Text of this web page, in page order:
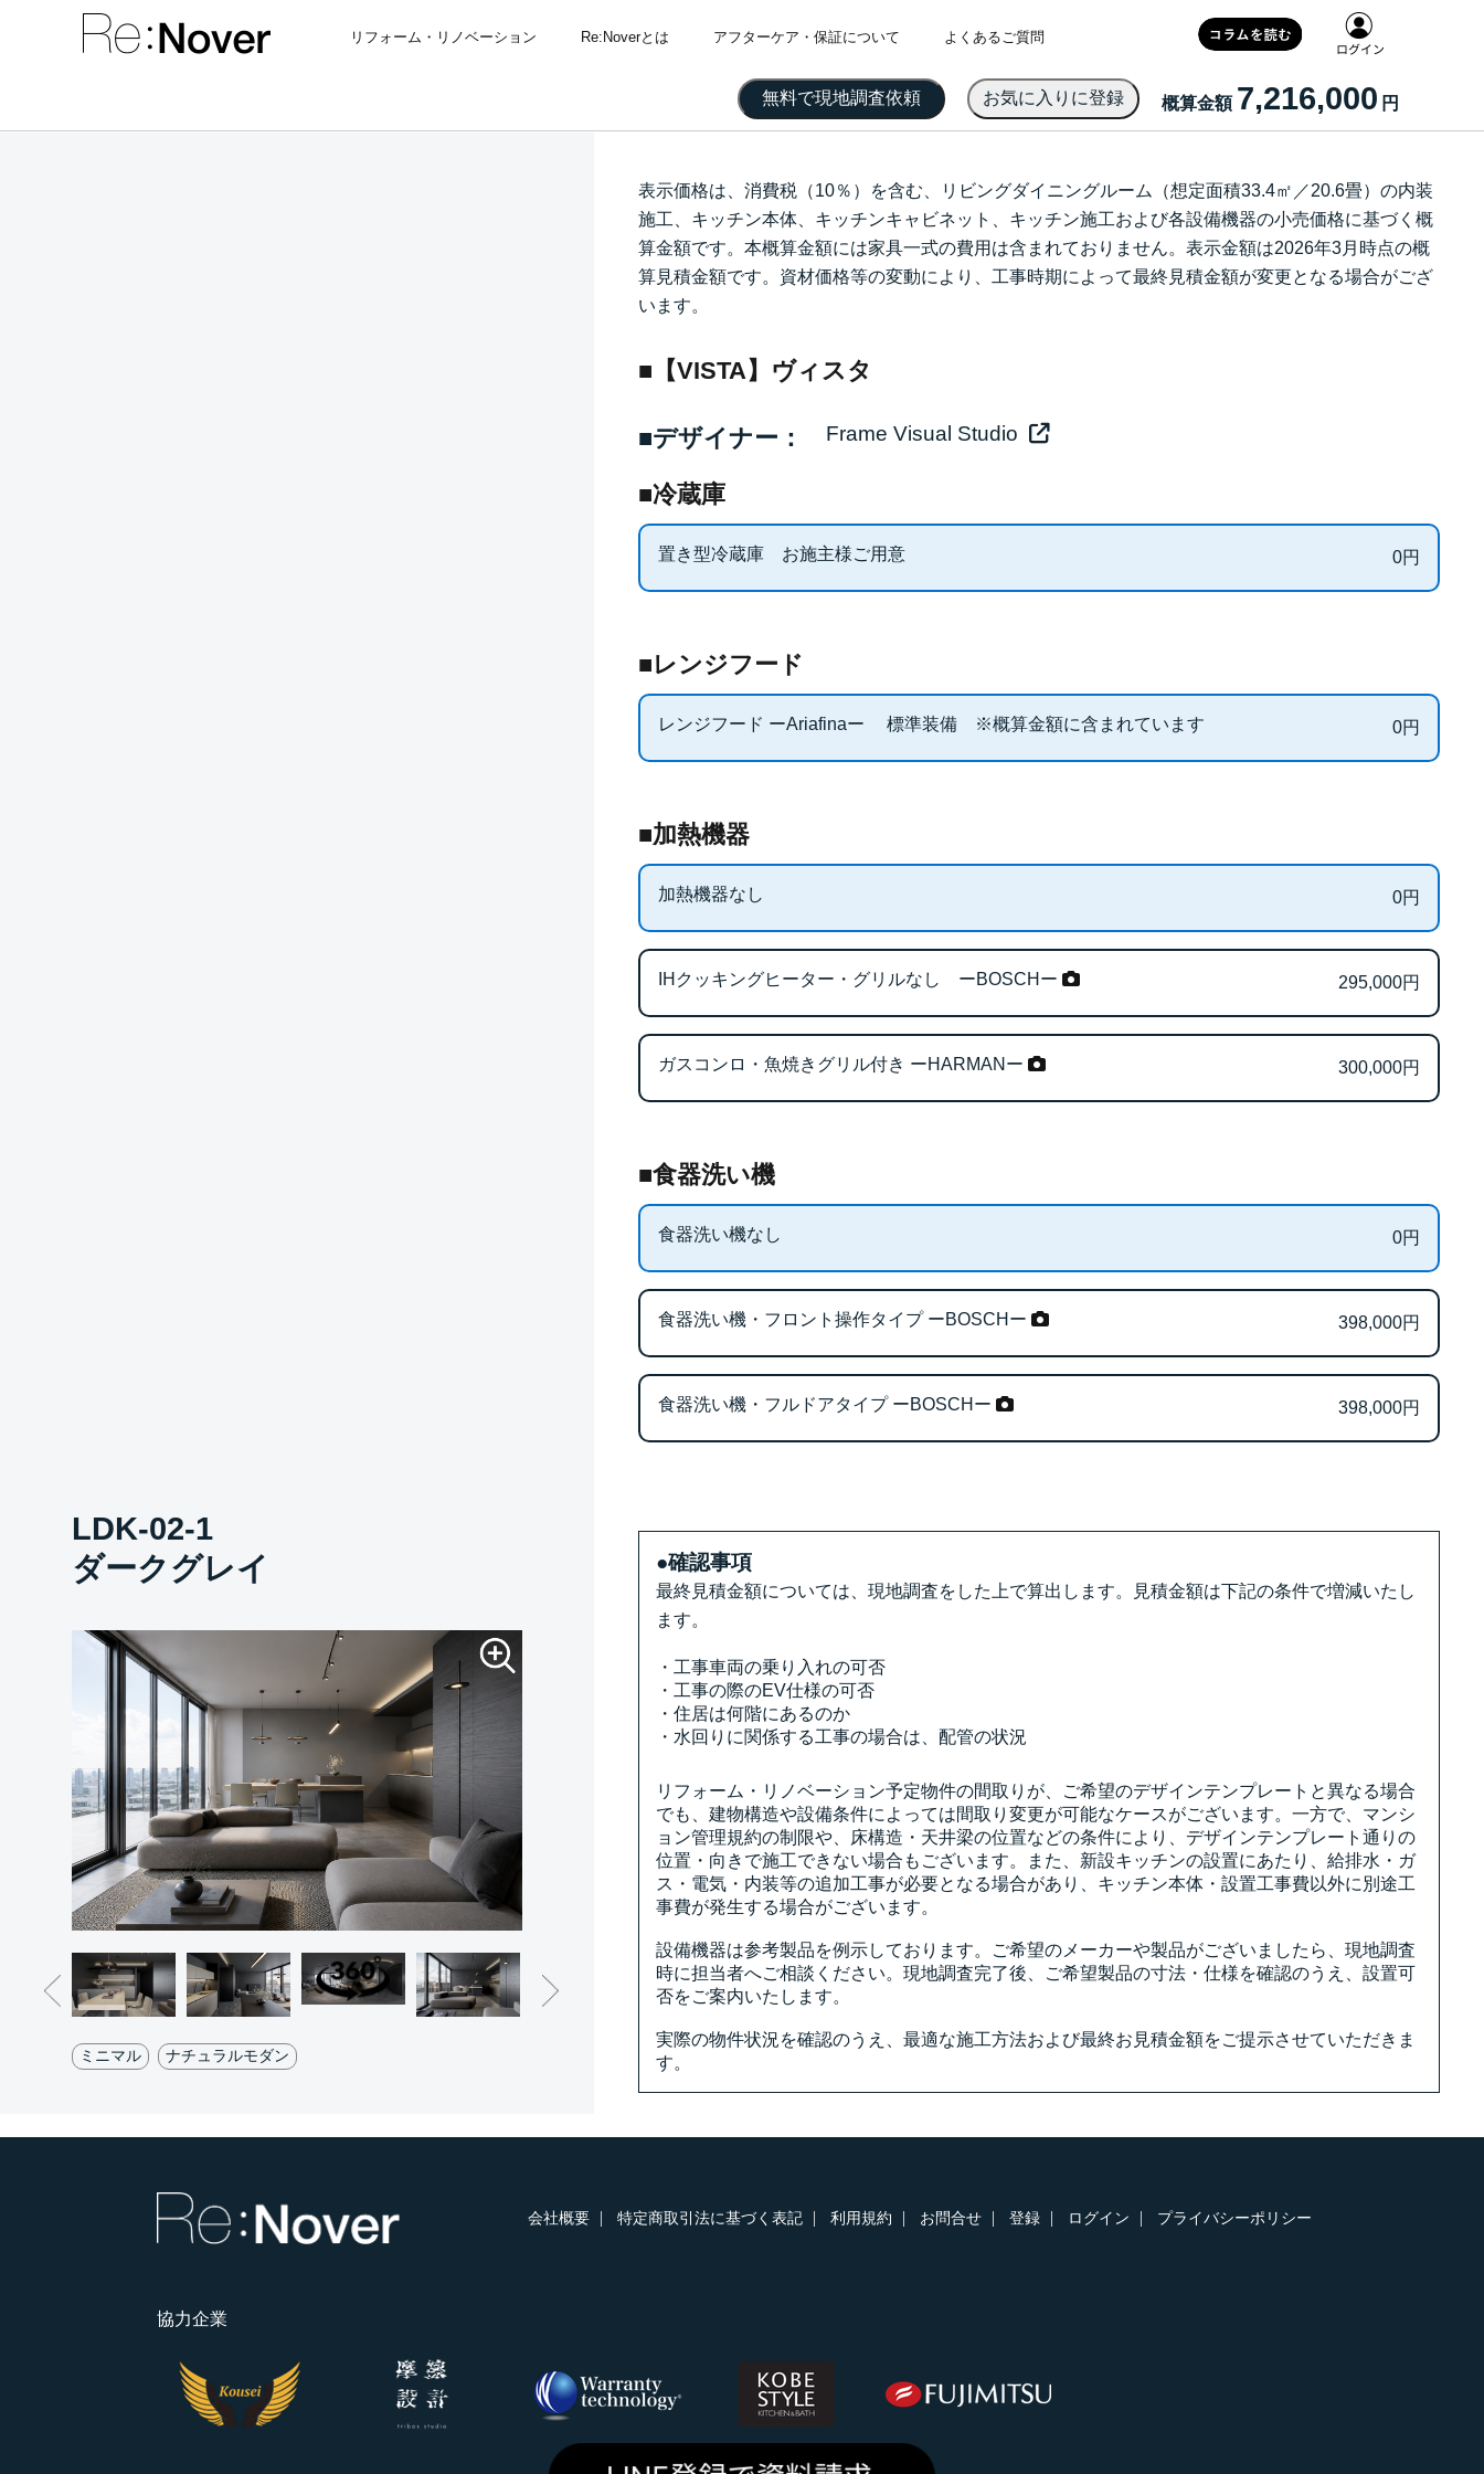
リフォーム・リノベーション Re:Noverとは アフターケア・保証について よくあるご質問
概算金額 7,216,000 円
LDK-02-1
ダークグレイ
ミニマル ナチュラルモダン
表示価格は、消費税（10％）を含む、リビングダイニングルーム（想定面積33.4㎡／20.6畳）の内装
施工、キッチン本体、キッチンキャビネット、キッチン施工および各設備機器の小売価格に基づく概
算金額です。本概算金額には家具一式の費用は含まれておりません。表示金額は2026年3月時点の概
算見積金額です。資材価格等の変動により、工事時期によって最終見積金額が変更となる場合がござ
います。
■【VISTA】ヴィスタ
■デザイナー： Frame Visual Studio
■冷蔵庫
置き型冷蔵庫 お施主様ご用意 0円
■レンジフード
レンジフード ーAriafinaー 標準装備 ※概算金額に含まれています 0円
■加熱機器
加熱機器なし 0円
IHクッキングヒーター・グリルなし ーBOSCHー 295,000円
ガスコンロ・魚焼きグリル付き ーHARMANー 300,000円
■食器洗い機
食器洗い機なし 0円
食器洗い機・フロント操作タイプ ーBOSCHー 398,000円
食器洗い機・フルドアタイプ ーBOSCHー 398,000円
●確認事項
最終見積金額については、現地調査をした上で算出します。見積金額は下記の条件で増減いたし
ます。
・工事車両の乗り入れの可否
・工事の際のEV仕様の可否
・住居は何階にあるのか
・水回りに関係する工事の場合は、配管の状況
リフォーム・リノベーション予定物件の間取りが、ご希望のデザインテンプレートと異なる場合
でも、建物構造や設備条件によっては間取り変更が可能なケースがございます。一方で、マンシ
ョン管理規約の制限や、床構造・天井梁の位置などの条件により、デザインテンプレート通りの
位置・向きで施工できない場合もございます。また、新設キッチンの設置にあたり、給排水・ガ
ス・電気・内装等の追加工事が必要となる場合があり、キッチン本体・設置工事費以外に別途工
事費が発生する場合がございます。
設備機器は参考製品を例示しております。ご希望のメーカーや製品がございましたら、現地調査
時に担当者へご相談ください。現地調査完了後、ご希望製品の寸法・仕様を確認のうえ、設置可
否をご案内いたします。
実際の物件状況を確認のうえ、最適な施工方法および最終お見積金額をご提示させていただきま
す。
会社概要 特定商取引法に基づく表記 利用規約 お問合せ 登録 ログイン プライバシーポリシー
協力企業